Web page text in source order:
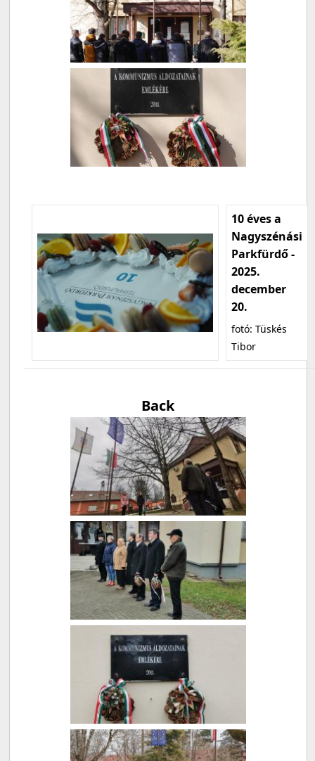
10 éves a
Nagyszénási
Parkfürdő -
2025.
december
20.
fotó: Tüskés
Tibor
Back